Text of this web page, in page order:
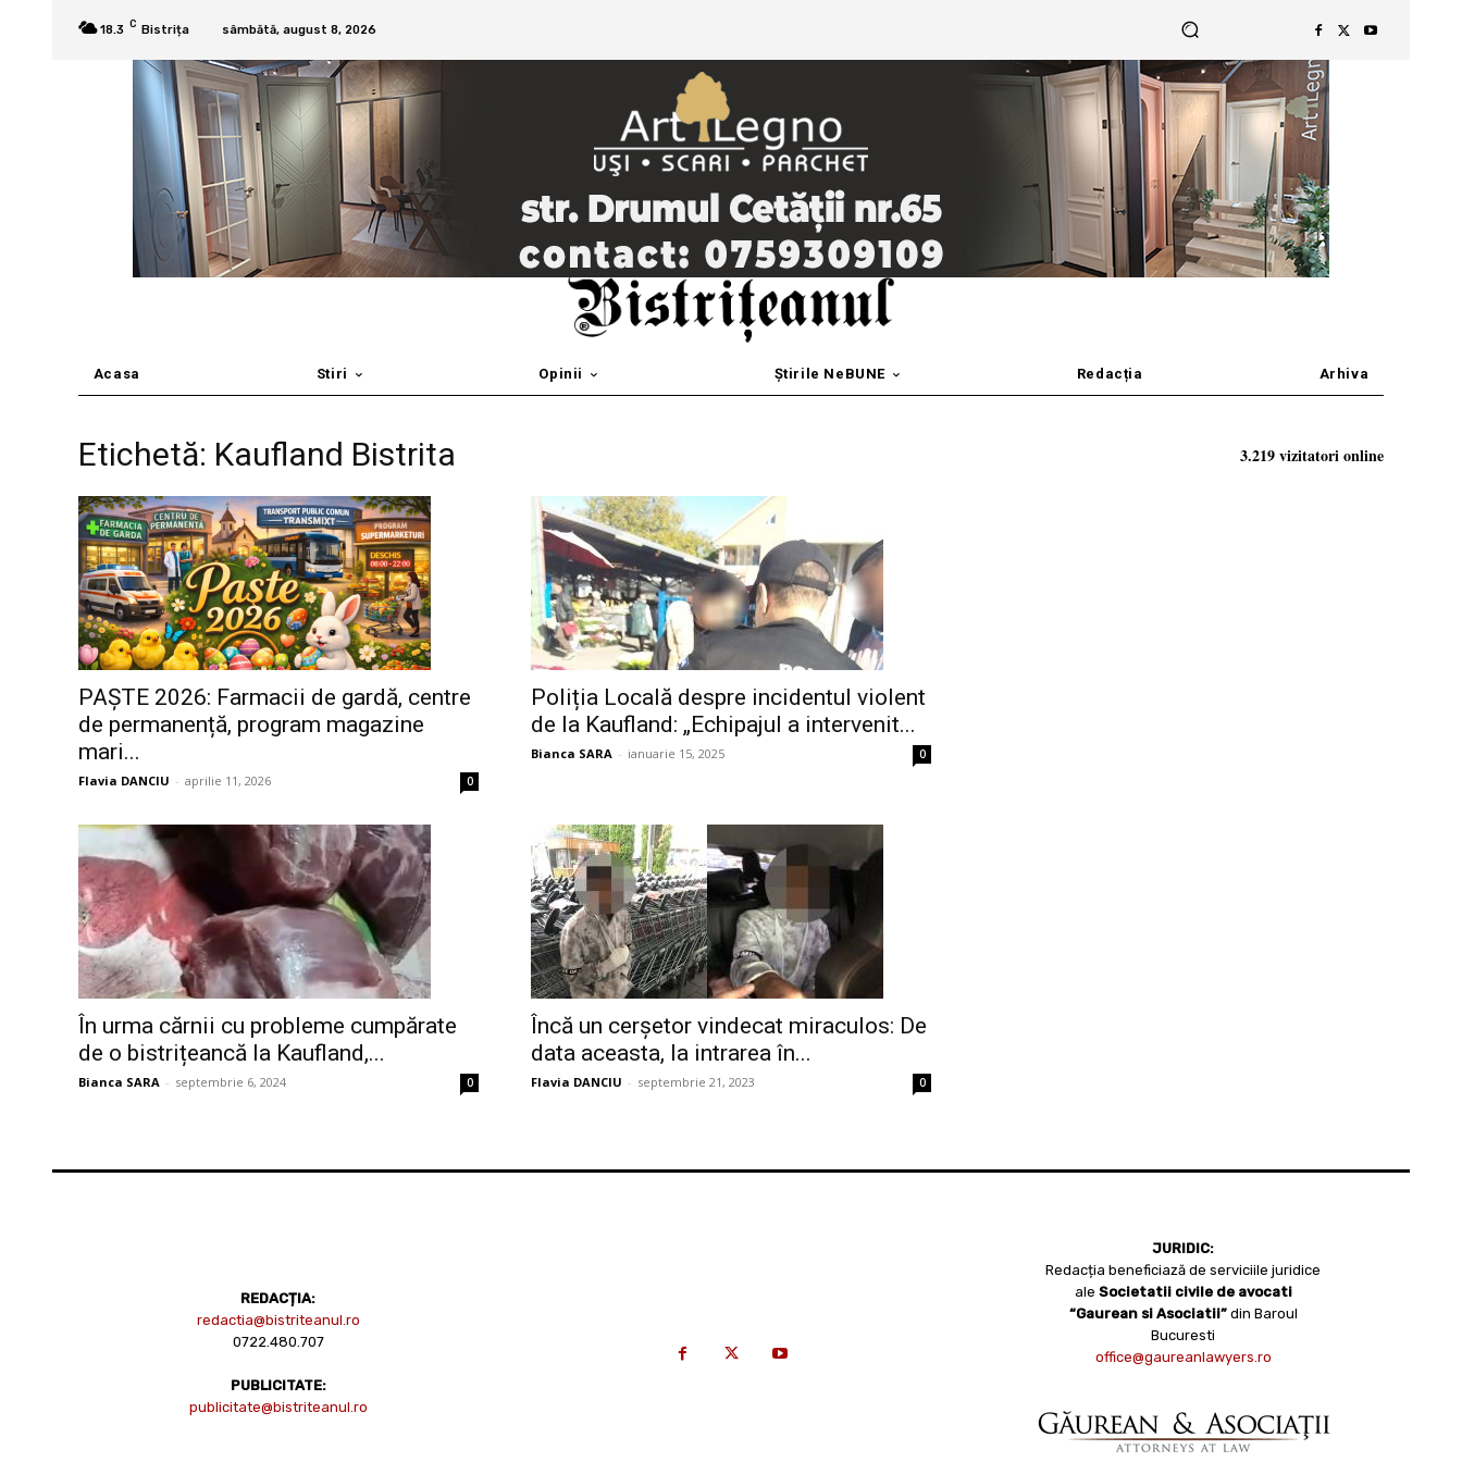
18.3 C Bistrița sâmbătă, august 8, 2026
Acasa Stiri Opinii Știrile NeBUNE Redacția Arhiva
Etichetă: Kaufland Bistrita
PAȘTE 2026: Farmacii de gardă, centre
de permanență, program magazine
mari...
Flavia DANCIU - aprilie 11, 2026 0
Poliția Locală despre incidentul violent
de la Kaufland: „Echipajul a intervenit...
Bianca SARA - ianuarie 15, 2025 0
În urma cărnii cu probleme cumpărate
de o bistrițeancă la Kaufland,...
Bianca SARA - septembrie 6, 2024 0
Încă un cerșetor vindecat miraculos: De
data aceasta, la intrarea în...
Flavia DANCIU - septembrie 21, 2023 0
3.219 vizitatori online
REDACȚIA:
redactia@bistriteanul.ro
0722.480.707
PUBLICITATE:
publicitate@bistriteanul.ro
JURIDIC:
Redacția beneficiază de serviciile juridice
ale Societatii civile de avocati
“Gaurean si Asociatii” din Baroul
Bucuresti
office@gaureanlawyers.ro